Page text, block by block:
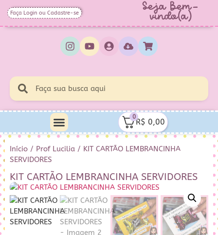
Faça Login ou Cadastre-se Seja Bem-
vindo(a)
0
R$ 0,00
Início / Prof Lucilia / KIT CARTÃO LEMBRANCINHA
SERVIDORES
KIT CARTÃO LEMBRANCINHA SERVIDORES